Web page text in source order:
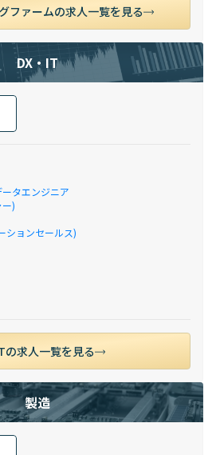
ファームの求人一覧を見る
DX・IT
タエンジニア
)
ションセールス)
の求人一覧を見る
製造